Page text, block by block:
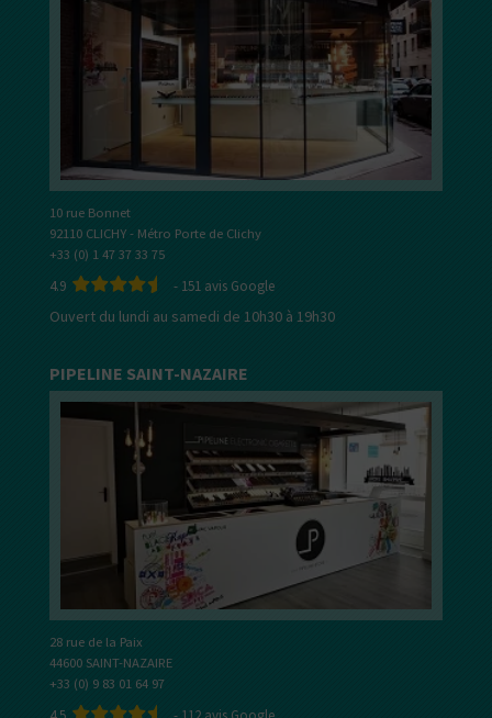
10 rue Bonnet
92110 CLICHY - Métro Porte de Clichy
+33 (0) 1 47 37 33 75
4.9 - 151 avis Google
Ouvert du lundi au samedi de 10h30 à 19h30
PIPELINE SAINT-NAZAIRE
28 rue de la Paix
44600 SAINT-NAZAIRE
+33 (0) 9 83 01 64 97